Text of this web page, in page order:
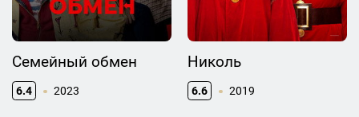
Семейный обмен
6.4 2023
Николь
6.6 2019